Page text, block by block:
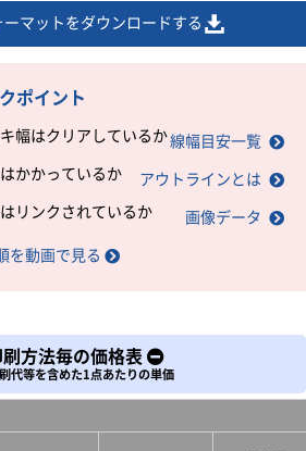
ーマットをダウンロードする
ポイント
幅はクリアしているか線幅目安一覧
かかっているか アウトラインとは
リンクされているか 画像データ
を動画で見る
刷方法毎の価格表
代等を含めた1点あたりの単価